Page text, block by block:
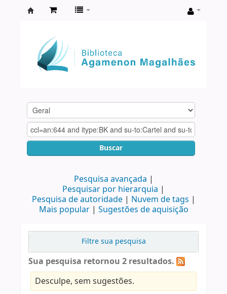
Agamenon
Magalhães
Buscar
Pesquisa avançada
Pesquisar por hierarquia
Pesquisa de autoridade
Nuvem de tags
Mais popular
Sugestões de aquisição
Filtre sua pesquisa
Sua pesquisa retornou 2 resultados.
Desculpe, sem sugestões.